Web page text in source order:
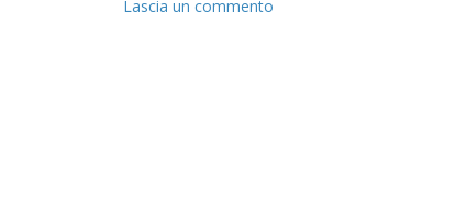
Lascia un commento